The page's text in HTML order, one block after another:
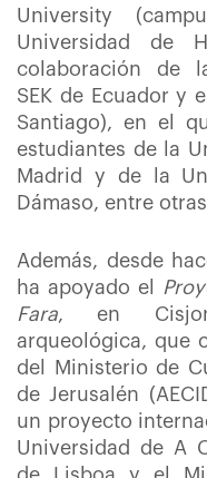
University
Universidad de
colaboración de
SEK de Ecuador y
Santiago), en el
estudiantes de la
Madrid y de la
Dámaso, entre
Además, desde
ha apoyado el
Fara, en
arqueológica, que
del Ministerio de
de Jerusalén
un proyecto
Universidad de A